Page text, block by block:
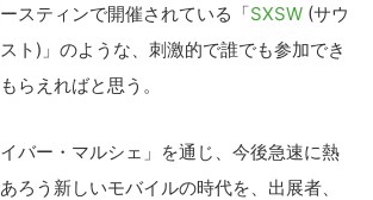
スティンで開催されている「SXSW (サウ
ト)」のような、刺激的で誰でも参加でき
らえればと思う。
バー・マルシェ」を通じ、今後急速に熱
ろう新しいモバイルの時代を、出展者、